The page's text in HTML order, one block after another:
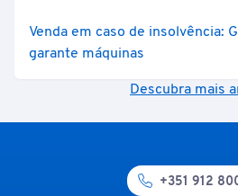
Venda em caso de insolvência:
garante máquinas
Descubra mais
+351 912